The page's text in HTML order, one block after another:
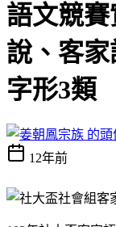
語文競
說、客
字形3類
12年前